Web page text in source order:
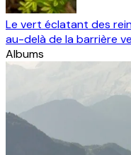
Le vert éclatant des
au-delà de la barrière
Albums